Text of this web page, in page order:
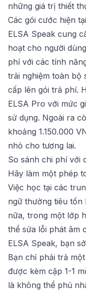
những giá trị thiết
Các gói cước hiện
ELSA Speak cung
hoạt cho người
phí với các tính
trải nghiệm toàn bộ
cấp lên gói trả phí.
ELSA Pro với mức
sử dụng. Ngoài ra
khoảng 1.150.000
nhỏ cho tương lai.
So sánh chi phí với
Hãy làm một phép
Việc học tại các
ngữ thường tiêu tốn
nữa, trong một lớp
thể sửa lỗi phát âm
ELSA Speak, bạn
Bạn chỉ phải trả
được kèm cặp 1-1
là không thể phủ